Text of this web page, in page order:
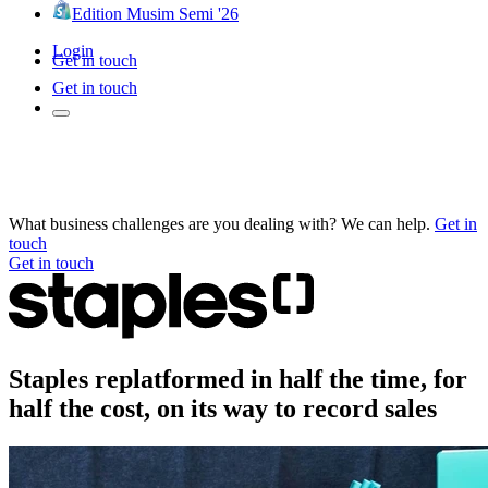
Edition Musim Semi '26
Login
Get in touch
Get in touch
What business challenges are you dealing with? We can help. Get in
touch
Get in touch
Staples replatformed in half the time, for
half the cost, on its way to record sales